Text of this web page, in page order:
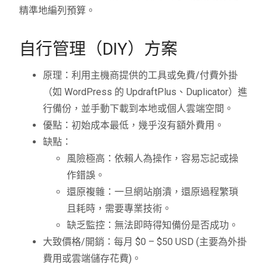
精準地編列預算。
自行管理（DIY）方案
原理：利用主機商提供的工具或免費/付費外掛
（如 WordPress 的 UpdraftPlus、Duplicator）進
行備份，並手動下載到本地或個人雲端空間。
優點：初始成本最低，幾乎沒有額外費用。
缺點：
風險極高：依賴人為操作，容易忘記或操
作錯誤。
還原複雜：一旦網站崩潰，還原過程繁瑣
且耗時，需要專業技術。
缺乏監控：無法即時得知備份是否成功。
大致價格/開銷：每月 $0 – $50 USD (主要為外掛
費用或雲端儲存花費)。